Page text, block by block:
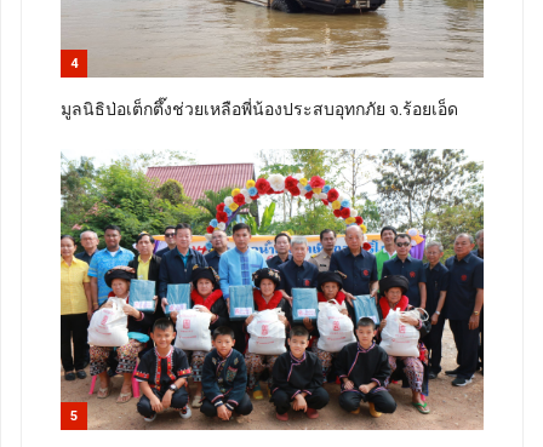
4
มูลนิธิป่อเต็กตึ๊งช่วยเหลือพี่น้องประสบอุทกภัย จ.ร้อยเอ็ด
5